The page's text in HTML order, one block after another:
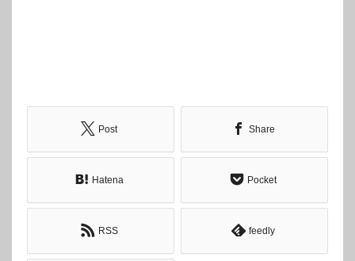
Post Share
Hatena Pocket
RSS feedly